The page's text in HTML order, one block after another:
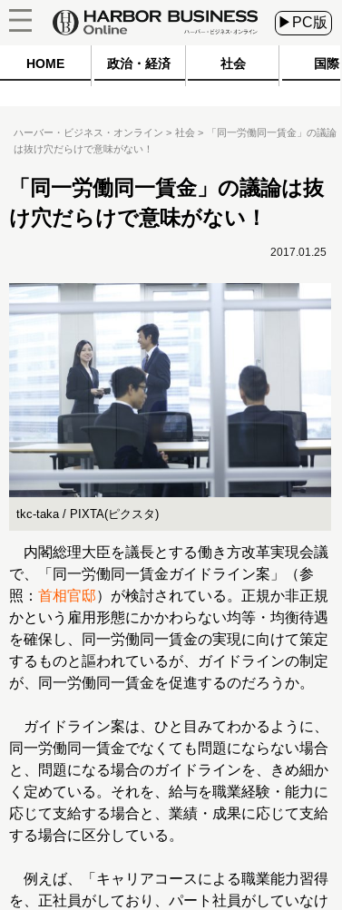
▶PC版
HOME 政治・経済 社会 国際
ハーバー・ビジネス・オンライン 社会
「同一労働同一賃金」の議論
は抜け穴だらけで意味がない！
「同一労働同一賃金」の議論は抜
け穴だらけで意味がない！
2017.01.25
tkc-taka / PIXTA(ピクスタ)
内閣総理大臣を議長とする働き方改革実現会議
で、「同一労働同一賃金ガイドライン案」（参
照： 首相官邸）が検討されている。正規か非正規
かという雇用形態にかかわらない均等・均衡待遇
を確保し、同一労働同一賃金の実現に向けて策定
するものと謳われているが、ガイドラインの制定
が、同一労働同一賃金を促進するのだろうか。
ガイドライン案は、ひと目みてわかるように、
同一労働同一賃金でなくても問題にならない場合
と、問題になる場合のガイドラインを、きめ細か
く定めている。それを、給与を職業経験・能力に
応じて支給する場合と、業績・成果に応じて支給
する場合に区分している。
例えば、「キャリアコースによる職業能力習得
を、正社員がしており、パート社員がしていなけ